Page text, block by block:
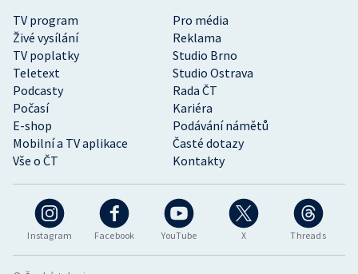
Instagram Facebook YouTube X Threads
TV program
Pro média
Živé vysílání
Reklama
TV poplatky
Studio Brno
Teletext
Studio Ostrava
Podcasty
Rada ČT
Počasí
Kariéra
E-shop
Podávání námětů
Mobilní a TV aplikace
Časté dotazy
Vše o ČT
Kontakty